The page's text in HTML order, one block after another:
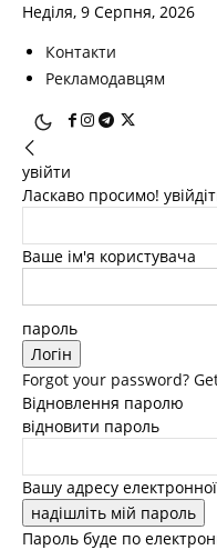
Неділя, 9 Серпня, 2026
Контакти
Рекламодавцям
увійти
Ласкаво просимо!
Ваше ім'я користувача
пароль
Forgot your password?
Відновлення паролю
відновити пароль
Вашу адресу
Пароль буде по